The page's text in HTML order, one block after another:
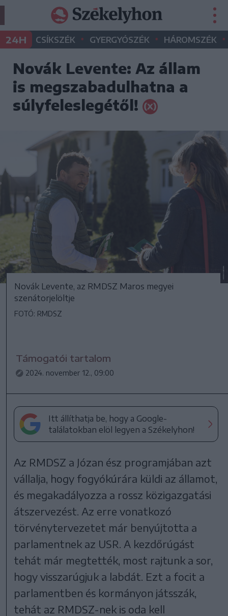
24H CSÍKSZÉK • GYERGYÓSZÉK • HÁROMSZÉK •
Novák Levente: Az állam
is megszabadulhatna a
súlyfeleslegétől!
Novák Levente, az RMDSZ Maros megyei
szenátorjelöltje
FOTÓ: RMDSZ
Támogatói tartalom
2024. november 12., 09:00
Itt állíthatja be, hogy a Google-
találatokban elöl legyen a Székelyhon!
Az RMDSZ a Józan ész programjában azt
vállalja, hogy fogyókúrára küldi az államot,
és megakadályozza a rossz közigazgatási
átszervezést. Az erre vonatkozó
törvénytervezetet már benyújtotta a
parlamentnek az USR. A kezdőrúgást
tehát már megtették, most rajtunk a sor,
hogy visszarúgjuk a labdát. Ezt a focit a
parlamentben és kormányon játsszák,
tehát az RMDSZ-nek is oda kell